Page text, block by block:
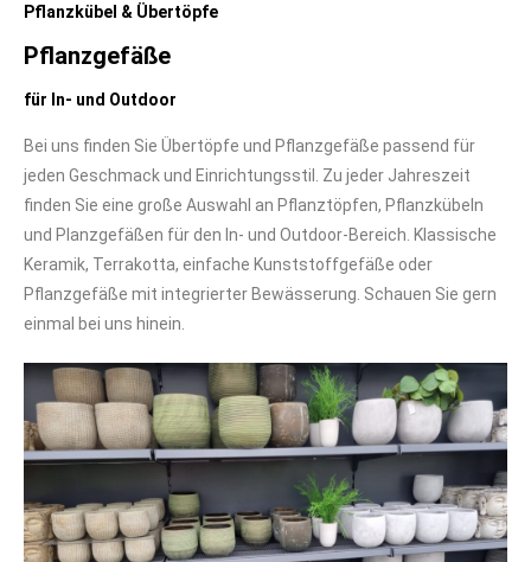
Pflanzkübel & Übertöpfe
Pflanzgefäße
für In- und Outdoor
Bei uns finden Sie Übertöpfe und Pflanzgefäße passend für
jeden Geschmack und Einrichtungsstil. Zu jeder Jahreszeit
finden Sie eine große Auswahl an Pflanztöpfen, Pflanzkübeln
und Planzgefäßen für den In- und Outdoor-Bereich. Klassische
Keramik, Terrakotta, einfache Kunststoffgefäße oder
Pflanzgefäße mit integrierter Bewässerung. Schauen Sie gern
einmal bei uns hinein.